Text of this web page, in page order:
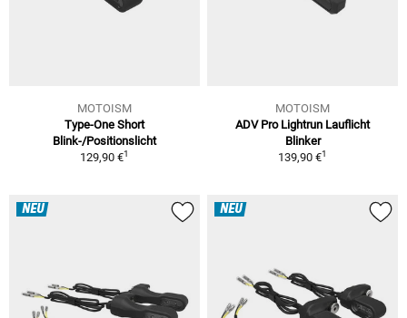
MOTOISM
Type-One Short
Blink-/Positionslicht
129,90 €1
MOTOISM
ADV Pro Lightrun Lauflicht
Blinker
139,90 €1
NEU NEU